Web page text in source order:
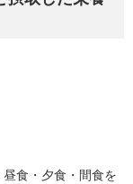
食・夕食・間食を